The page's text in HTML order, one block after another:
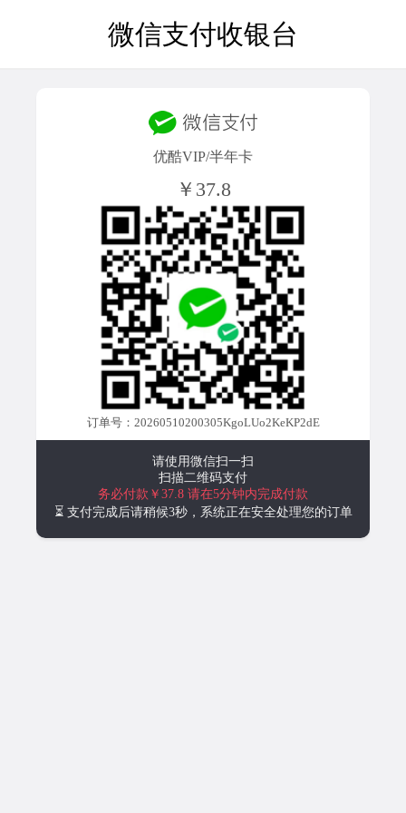
微信支付收银台
优酷VIP/半年卡
￥37.8
订单号：20260510200305KgoLUo2KeKP2dE
请使用微信扫一扫
扫描二维码支付
务必付款￥37.8 请在5分钟内完成付款
⏳ 支付完成后请稍候3秒，系统正在安全处理您的订单